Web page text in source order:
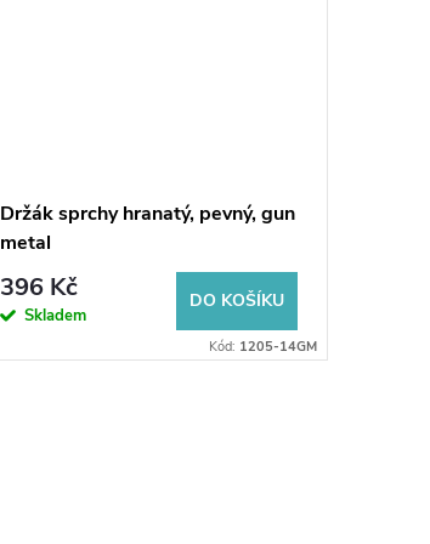
Držák sprchy hranatý, pevný, gun
metal
396 Kč
Skladem
DO KOŠÍKU
Kód: 1205-14GM